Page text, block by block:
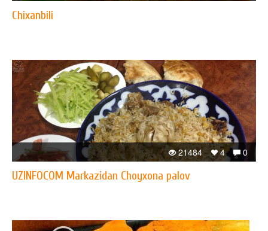
Chixanbili
0
4
21484
UZINFOCOM Markazidan Choyxona palov